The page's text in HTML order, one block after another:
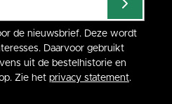
de nieuwsbrief. Deze wordt
Daarvoor gebruikt
uit de bestelhistorie en
Zie het privacy statement.